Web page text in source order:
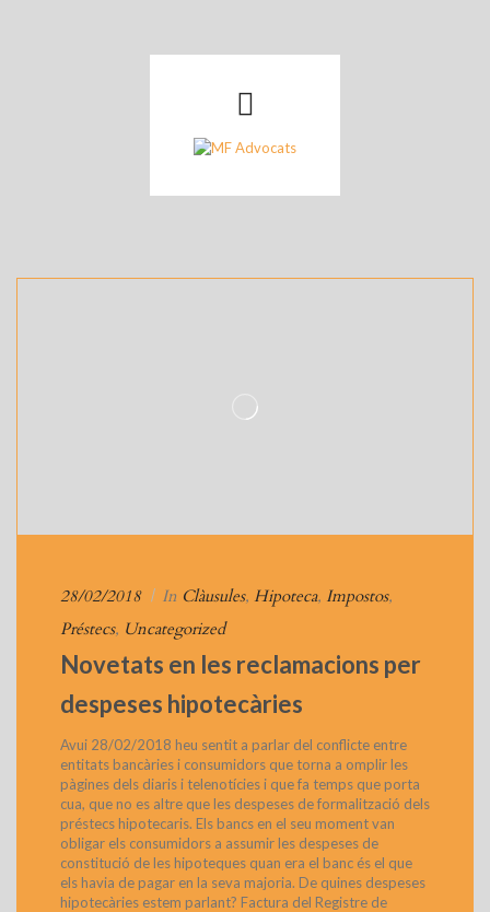
28/02/2018 | In Clàusules, Hipoteca, Impostos,
Préstecs, Uncategorized
Novetats en les reclamacions per
despeses hipotecàries
Avui 28/02/2018 heu sentit a parlar del conflicte entre
entitats bancàries i consumidors que torna a omplir les
pàgines dels diaris i telenotícies i que fa temps que porta
cua, que no es altre que les despeses de formalització dels
préstecs hipotecaris. Els bancs en el seu moment van
obligar els consumidors a assumir les despeses de
constitució de les hipoteques quan era el banc és el que
els havia de pagar en la seva majoria. De quines despeses
hipotecàries estem parlant? Factura del Registre de